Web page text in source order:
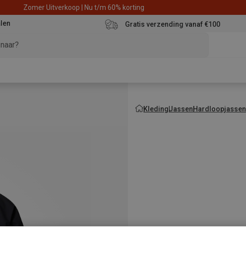
Zomer Uitverkoop | Nu t/m 60% korting
Gratis verzending vanaf €100
KledingJassenHardloopjassen